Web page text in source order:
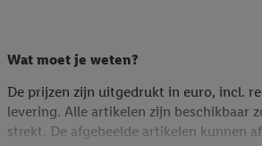
Wat moet je weten?
De prijzen zijn uitgedrukt in euro, incl.
levering. Alle artikelen zijn beschikbaar
strekt. De afgebeelde artikelen kunnen